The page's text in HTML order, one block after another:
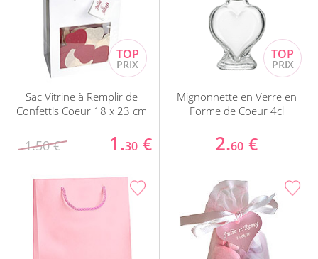
Sac Vitrine à Remplir de
Confettis Coeur 18 x 23 cm
1.50 € 1.30 €
Mignonnette en Verre en
Forme de Coeur 4cl
2.60 €